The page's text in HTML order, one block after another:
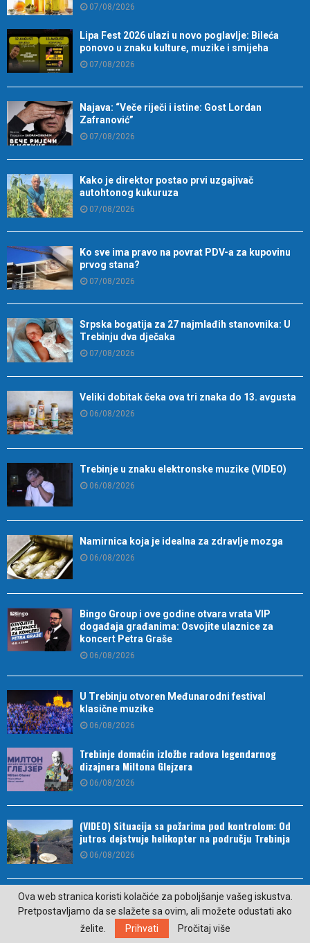
07/08/2026
Lipa Fest 2026 ulazi u novo poglavlje: Bileća
ponovo u znaku kulture, muzike i smijeha
07/08/2026
Najava: “Veče riječi i istine: Gost Lordan
Zafranović”
07/08/2026
Kako je direktor postao prvi uzgajivač
autohtonog kukuruza
07/08/2026
Ko sve ima pravo na povrat PDV-a za kupovinu
prvog stana?
07/08/2026
Srpska bogatija za 27 najmlađih stanovnika: U
Trebinju dva dječaka
07/08/2026
Veliki dobitak čeka ova tri znaka do 13. avgusta
06/08/2026
Trebinje u znaku elektronske muzike (VIDEO)
06/08/2026
Namirnica koja je idealna za zdravlje mozga
06/08/2026
Bingo Group i ove godine otvara vrata VIP
događaja građanima: Osvojite ulaznice za
koncert Petra Graše
06/08/2026
U Trebinju otvoren Međunarodni festival
klasične muzike
06/08/2026
Trebinje domaćin izložbe radova legendarnog
dizajnera Miltona Glejzera
06/08/2026
(VIDEO) Situacija sa požarima pod kontrolom: Od
jutros dejstvuje helikopter na području Trebinja
06/08/2026
Ova tri horoskopska znaka najčešće sami sebi
zakomplikuju život
05/08/2026
Ova web stranica koristi kolačiće za poboljšanje vašeg iskustva.
Pretpostavljamo da se slažete sa ovim, ali možete odustati ako
želite.
Prihvati Pročitaj više